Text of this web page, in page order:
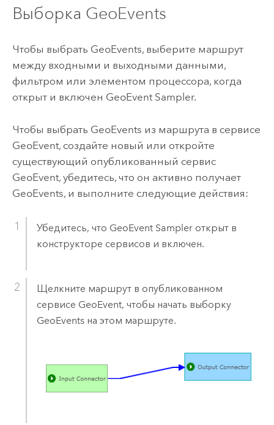
Выборка GeoEvents
Чтобы выбрать GeoEvents, выберите маршрут
между входными и выходными данными,
фильтром или элементом процессора, когда
открыт и включен GeoEvent Sampler.
Чтобы выбрать GeoEvents из маршрута в сервисе
GeoEvent, создайте новый или откройте
существующий опубликованный сервис
GeoEvent, убедитесь, что он активно получает
GeoEvents, и выполните следующие действия:
Убедитесь, что GeoEvent Sampler открыт в
конструкторе сервисов и включен.
Щелкните маршрут в опубликованном
сервисе GeoEvent, чтобы начать выборку
GeoEvents на этом маршруте.